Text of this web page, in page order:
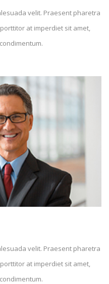
velit. Praesent pharetra
at imperdiet sit amet,
3127
velit. Praesent pharetra
at imperdiet sit amet,